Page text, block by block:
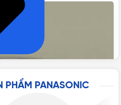
PHẨM PANASONIC